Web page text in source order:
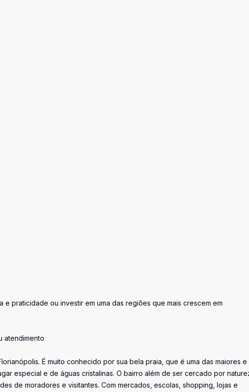
praticidade ou investir em uma das regiões que mais crescem em
atendimento
É muito conhecido por sua bela praia, que é uma das maiores e
especial e de águas cristalinas. O bairro além de ser cercado por
de moradores e visitantes. Com mercados, escolas, shopping, lojas e